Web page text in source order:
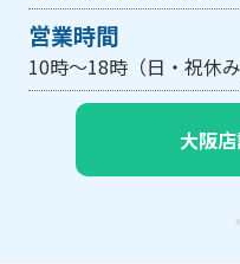
営業時間
10時～18時（日・祝休
大阪